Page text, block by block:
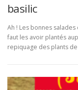
basilic
Ah ! Les bonnes salades
faut les avoir plantés
repiquage des plants